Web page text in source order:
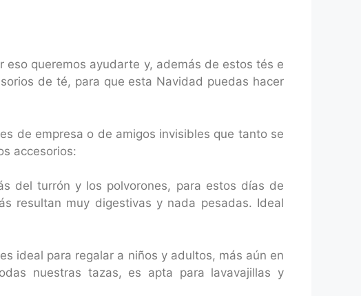
queremos ayudarte y, además de estos tés e
de té, para que esta Navidad puedas hacer
de empresa o de amigos invisibles que tanto se
accesorios:
del turrón y los polvorones, para estos días de
resultan muy digestivas y nada pesadas. Ideal
ideal para regalar a niños y adultos, más aún en
nuestras tazas, es apta para lavavajillas y